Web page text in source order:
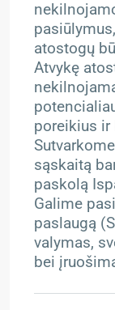
atostogų
Atvykę
poreikius ir
sąskaitą
paskolą
Galime
paslaugą
valymas,
bei